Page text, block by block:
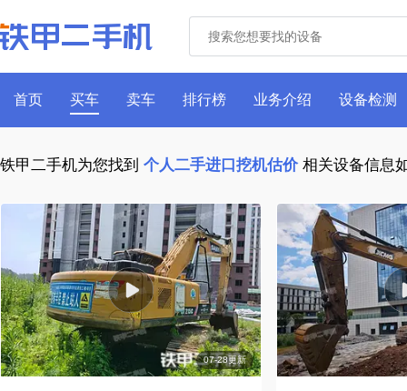
首页 买车 卖车 排行榜 业务介绍 设备检测
铁甲二手机为您找到 个人二手进口挖机估价相关设备信息
07-28更新